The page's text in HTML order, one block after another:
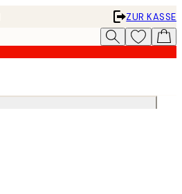
ZUR KASSE